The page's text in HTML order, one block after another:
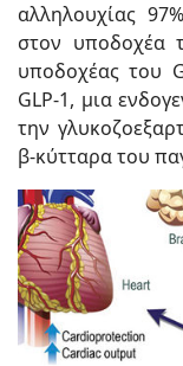
αλληλουχίας
στον υποδοχέα
υποδοχέας του
GLP-1, μια
την
β-κύτταρα του